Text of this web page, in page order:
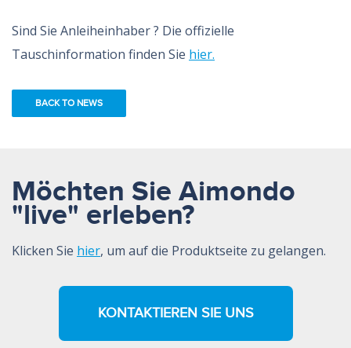
Sind Sie Anleiheinhaber ? Die offizielle
Tauschinformation finden Sie hier.
BACK TO NEWS
Möchten Sie Aimondo
"live" erleben?
Klicken Sie hier, um auf die Produktseite zu gelangen.
KONTAKTIEREN SIE UNS